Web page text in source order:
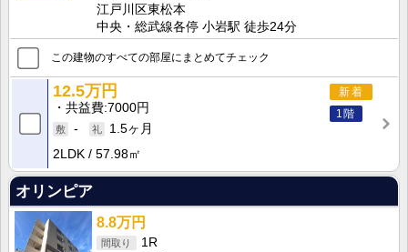
江戸川区東松本
中央・総武線各停 小岩駅 徒歩24分
この建物のすべての部屋にまとめてチェック
新着
1階
12.5万円
共益費 7000円
-
1.5ヶ月
2LDK
57.98㎡
オリンピア
8.8万円
1R